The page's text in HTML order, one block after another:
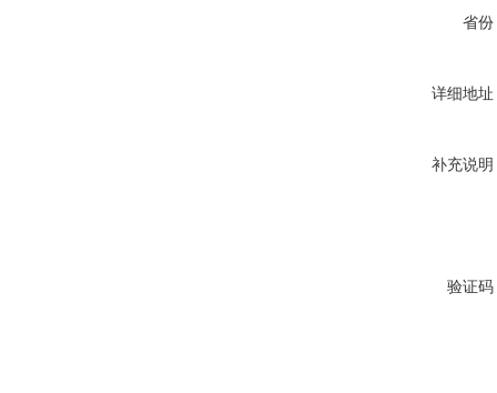
省份
详细地址
补充说明
验证码